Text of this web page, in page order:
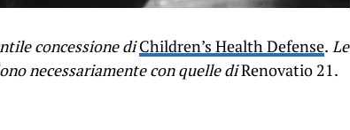
concessione di Children’s Health Defense. Le
necessariamente con quelle diRenovatio 21.